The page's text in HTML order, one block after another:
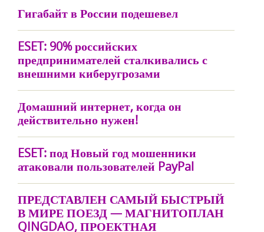
Гигабайт в России подешевел
ESET: 90% российских
предпринимателей сталкивались с
внешними киберугрозами
Домашний интернет, когда он
действительно нужен!
ESET: под Новый год мошенники
атаковали пользователей PayPal
ПРЕДСТАВЛЕН САМЫЙ БЫСТРЫЙ
В МИРЕ ПОЕЗД — МАГНИТОПЛАН
QINGDAO, ПРОЕКТНАЯ